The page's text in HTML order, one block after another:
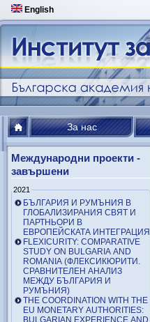
English
За нас
Международни проекти -
завършени
2021
БЪЛГАРИЯ И РУМЪНИЯ В
ГЛОБАЛИЗИРАНИЯ СВЯТ И
ПАРТНЬОРИ В
ЕВРОПЕЙСКАТА ИНТЕГРАЦИЯ
FLEXICURITY: COMPARATIVE
STUDY ON BULGARIA AND
ROMANIA (ФЛЕКСИКЮРИТИ.
СРАВНИТЕЛЕН АНАЛИЗ
МЕЖДУ БЪЛГАРИЯ И
РУМЪНИЯ)
THE COORDINATION WITH THE
EU MONETARY AUTHORITIES:
BULGARIAN EXPERIENCE AND